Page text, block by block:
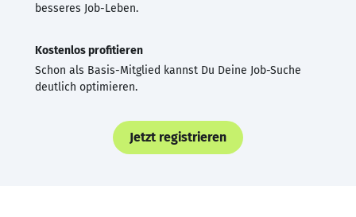
besseres Job-Leben.
Kostenlos profitieren
Schon als Basis-Mitglied kannst Du Deine Job-Suche
deutlich optimieren.
Jetzt registrieren